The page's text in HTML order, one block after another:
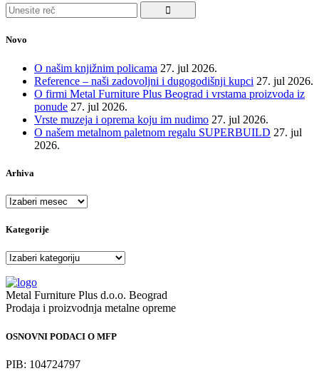
Search
for:
Novo
O našim knjižnim policama 27. jul 2026.
Reference – naši zadovoljni i dugogodišnji kupci 27. jul 2026.
O firmi Metal Furniture Plus Beograd i vrstama proizvoda iz
ponude 27. jul 2026.
Vrste muzeja i oprema koju im nudimo 27. jul 2026.
O našem metalnom paletnom regalu SUPERBUILD 27. jul
2026.
Arhiva
Arhiva
Kategorije
Kategorije
Metal Furniture Plus d.o.o. Beograd
Prodaja i proizvodnja metalne opreme
OSNOVNI PODACI O MFP
PIB: 104724797